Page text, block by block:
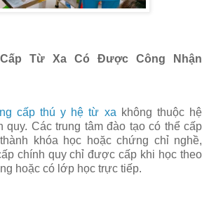
Từ Xa Có Được Công Nhận
cấp thú y hệ từ xa không thuộc hệ
quy. Các trung tâm đào tạo có thể cấp
khóa học hoặc chứng chỉ nghề,
chính quy chỉ được cấp khi học theo
hoặc có lớp học trực tiếp.